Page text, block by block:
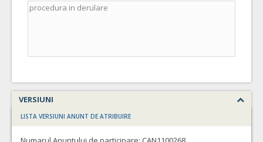
VERSIUNI
LISTA VERSIUNI ANUNT DE ATRIBUIRE